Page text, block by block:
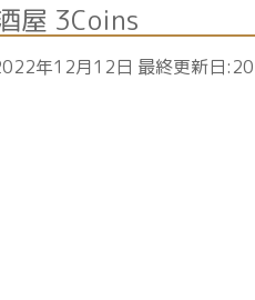
屋 3Coins
年12月12日 最終更新日